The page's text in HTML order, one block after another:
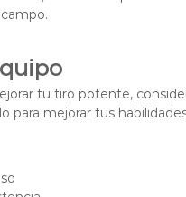
tu tiro potente,
para mejorar tus